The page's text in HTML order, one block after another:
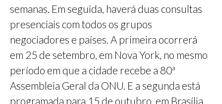
semanas. Em seguida, haverá duas consultas
presenciais com todos os grupos
negociadores e países. A primeira ocorrerá
em 25 de setembro, em Nova York, no mesmo
período em que a cidade recebe a 80ª
Assembleia Geral da ONU. E a segunda está
programada para 15 de outubro, em Brasília,